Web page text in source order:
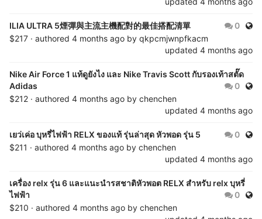
ILIA ULTRA 5煙彈與主流主機配對的最佳搭配清單 0
$217 · authored 4 months ago by qkpcmjwnpfkacm
updated 4 months ago
Nike Air Force 1 แท้ดูยังไง และ Nike Travis Scott กับรองเท้าสตั๊ด
Adidas
0
$212 · authored 4 months ago by chenchen
updated 4 months ago
เยว่เค่อ บุหรี่ไฟฟ้า RELX ของแท้ รุ่นล่าสุด หัวพอด รุ่น 5 0
$211 · authored 4 months ago by chenchen
updated 4 months ago
เครื่อง relx รุ่น 6 และแนะนำรสชาติหัวพอต RELX สำหรับ relx บุหรี่
ไฟฟ้า
0
$210 · authored 4 months ago by chenchen